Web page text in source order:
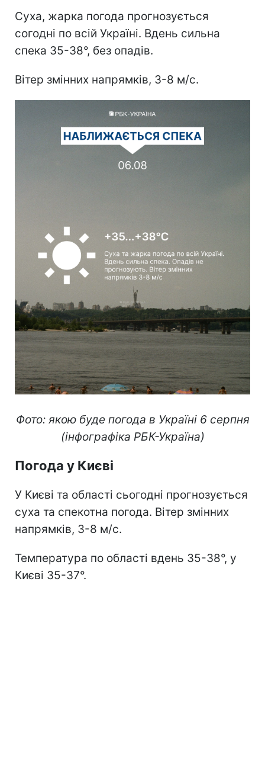
Суха, жарка погода прогнозується
согодні по всій Україні. Вдень сильна
спека 35-38°, без опадів.
Вітер змінних напрямків, 3-8 м/с.
Фото: якою буде погода в Україні 6 серпня
(інфографіка РБК-Україна)
Погода у Києві
У Києві та області сьогодні прогнозується
суха та спекотна погода. Вітер змінних
напрямків, 3-8 м/с.
Температура по області вдень 35-38°, у
Києві 35-37°.